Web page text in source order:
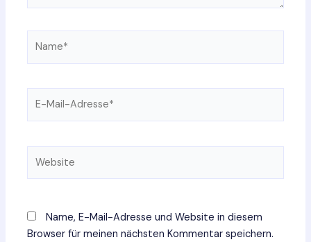
Name, E-Mail-Adresse und Website in diesem
Browser für meinen nächsten Kommentar speichern.